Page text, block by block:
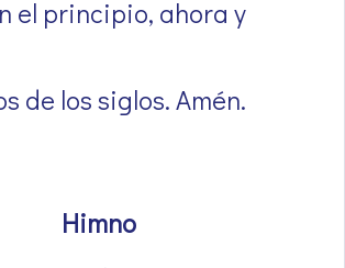
el principio, ahora y
de los siglos. Amén.
Himno